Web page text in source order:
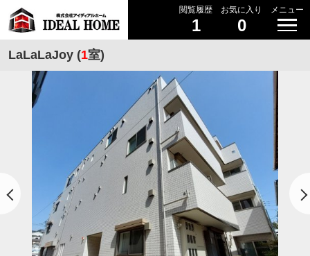
閲覧履歴
1
お気に入り
0
メニュー
LaLaLaJoy (1室)